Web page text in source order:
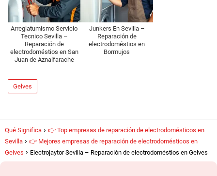
Arreglatumismo Servicio
Tecnico Sevilla –
Reparación de
electrodoméstios en San
Juan de Aznalfarache
Junkers En Sevilla –
Reparación de
electrodoméstios en
Bormujos
Gelves
Qué Significa
👉 Top empresas de reparación de electrodomésticos en
Sevilla
👉 Mejores empresas de reparación de electrodomésticos en
Gelves
Electrojaytor Sevilla – Reparación de electrodoméstios en Gelves